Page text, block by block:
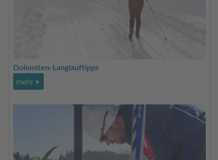
Dolomiten-Langlauftipps
mehr